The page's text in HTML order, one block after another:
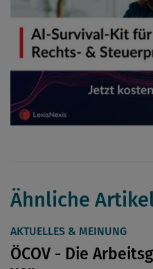
Ähnliche
AKTUELLES & MEINUNG
ÖCOV - Die